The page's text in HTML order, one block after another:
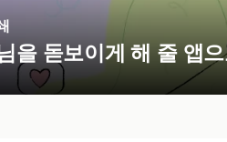
을 돋보이게 해 줄 앱